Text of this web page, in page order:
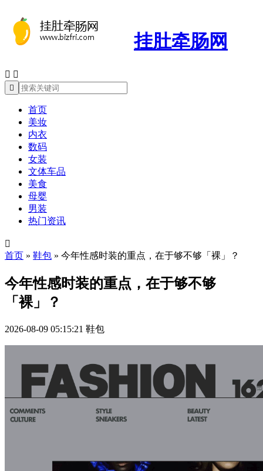
挂肚牵肠网
 

首页
美妆
内衣
数码
女装
文体车品
美食
母婴
男装
热门资讯

首页 » 鞋包 » 今年性感时装的重点，在于够不够「裸」？
今年性感时装的重点，在于够不够
「裸」？
2026-08-09 05:15:21 鞋包